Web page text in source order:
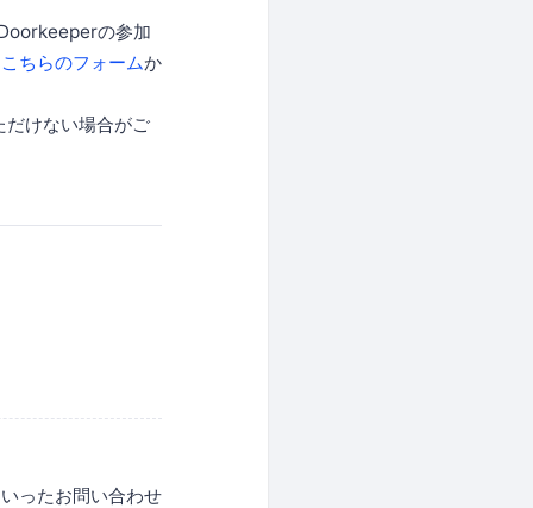
の参加
こちらのフォームか
けない場合がご
ったお問い合わせ